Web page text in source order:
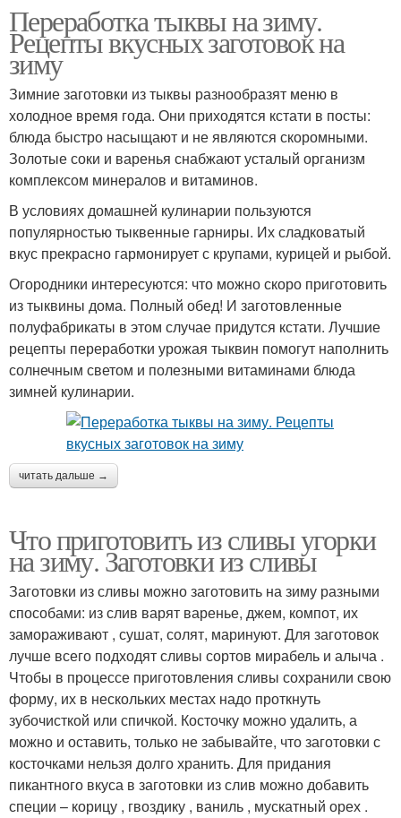
Переработка тыквы на зиму.
Рецепты вкусных заготовок на
зиму
Зимние заготовки из тыквы разнообразят меню в
холодное время года. Они приходятся кстати в посты:
блюда быстро насыщают и не являются скоромными.
Золотые соки и варенья снабжают усталый организм
комплексом минералов и витаминов.
В условиях домашней кулинарии пользуются
популярностью тыквенные гарниры. Их сладковатый
вкус прекрасно гармонирует с крупами, курицей и рыбой.
Огородники интересуются: что можно скоро приготовить
из тыквины дома. Полный обед! И заготовленные
полуфабрикаты в этом случае придутся кстати. Лучшие
рецепты переработки урожая тыквин помогут наполнить
солнечным светом и полезными витаминами блюда
зимней кулинарии.
читать дальше →
Что приготовить из сливы угорки
на зиму. Заготовки из сливы
Заготовки из сливы можно заготовить на зиму разными
способами: из слив варят варенье, джем, компот, их
замораживают , сушат, солят, маринуют. Для заготовок
лучше всего подходят сливы сортов мирабель и алыча .
Чтобы в процессе приготовления сливы сохранили свою
форму, их в нескольких местах надо проткнуть
зубочисткой или спичкой. Косточку можно удалить, а
можно и оставить, только не забывайте, что заготовки с
косточками нельзя долго хранить. Для придания
пикантного вкуса в заготовки из слив можно добавить
специи – корицу , гвоздику , ваниль , мускатный орех .